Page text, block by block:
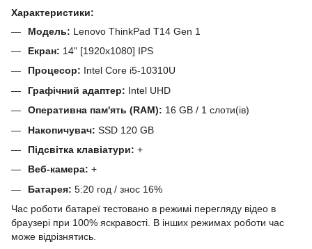
Характеристики:
Модель: Lenovo ThinkPad T14 Gen 1
Екран: 14" [1920x1080] IPS
Процесор: Intel Core i5-10310U
Графічний адаптер: Intel UHD
Оперативна пам'ять (RAM): 16 GB / 1 слоти(ів)
Накопичувач: SSD 120 GB
Підсвітка клавіатури: +
Веб-камера: +
Батарея: 5:20 год / знос 16%
Час роботи батареї тестовано в режимі перегляду відео в
браузері при 100% яскравості. В інших режимах роботи час
може відрізнятись.